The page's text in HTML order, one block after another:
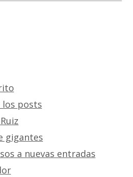
los posts
gigantes
a nuevas entradas